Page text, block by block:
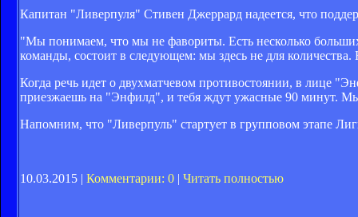
Капитан "Ливерпуля" Стивен Джеррард надеется, что
"Мы понимаем, что мы не фавориты. Есть несколько
команды, состоит в следующем: мы здесь не для количества.
Когда речь идет о двухматчевом противостоянии, в лице
приезжаешь на "Энфилд", и тебя ждут ужасные 90 минут.
Напомним, что "Ливерпуль" стартует в групповом этапе
10.03.2015 | Комментарии: 0 | Читать полностью